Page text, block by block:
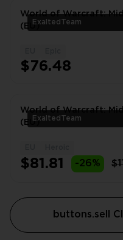
ExaltedTeam
World of Warcraft:
(EU)
$76.48
ExaltedTeam
World of Warcraft: Midnight –
(EU)
$81.81 -26%
buttons.sell